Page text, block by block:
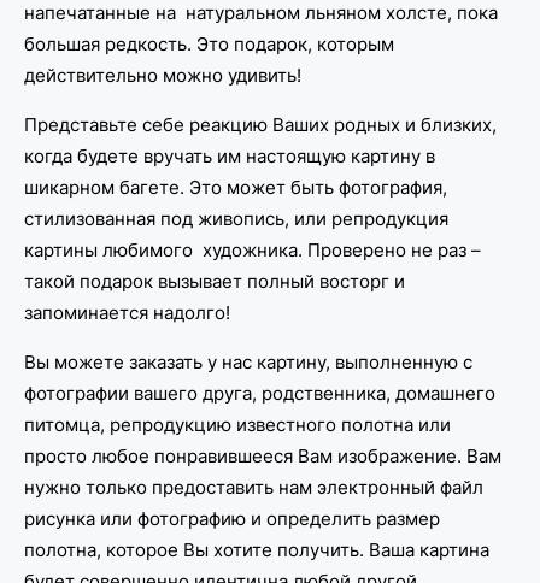
напечатанные на натуральном льняном холсте, пока
большая редкость. Это подарок, которым
действительно можно удивить!
Представьте себе реакцию Ваших родных и близких,
когда будете вручать им настоящую картину в
шикарном багете. Это может быть фотография,
стилизованная под живопись, или репродукция
картины любимого художника. Проверено не раз –
такой подарок вызывает полный восторг и
запоминается надолго!
Вы можете заказать у нас картину, выполненную с
фотографии вашего друга, родственника, домашнего
питомца, репродукцию известного полотна или
просто любое понравившееся Вам изображение. Вам
нужно только предоставить нам электронный файл
рисунка или фотографию и определить размер
полотна, которое Вы хотите получить. Ваша картина